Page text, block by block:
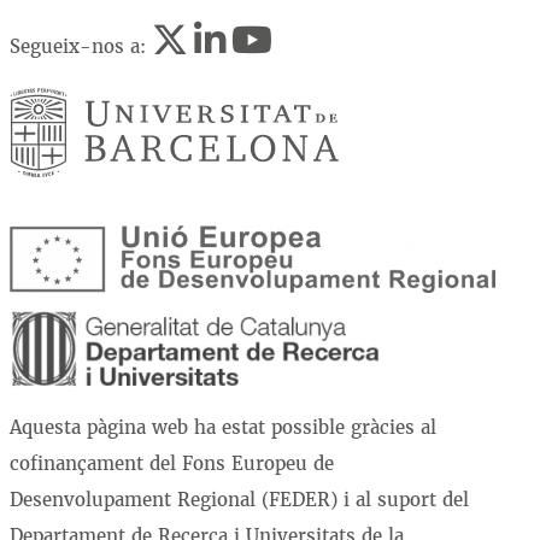
Segueix-nos a:
Aquesta pàgina web ha estat possible gràcies al
cofinançament del Fons Europeu de
Desenvolupament Regional (FEDER) i al suport del
Departament de Recerca i Universitats de la